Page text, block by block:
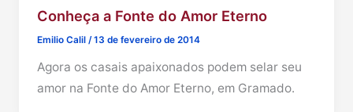
Conheça a Fonte do Amor Eterno
Emilio Calil/13 de fevereiro de 2014
Agora os casais apaixonados podem selar seu
amor na Fonte do Amor Eterno, em Gramado.